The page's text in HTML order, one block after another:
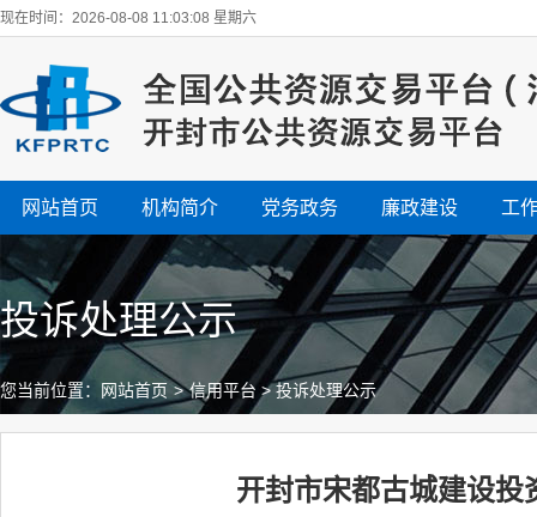
现在时间：2026-08-08 11:03:09 星期六
网站首页 机构简介 党务政务 廉政建设 工
投诉处理公示
您当前位置： 网站首页 > 信用平台 >投诉处理公示
开封市宋都古城建设